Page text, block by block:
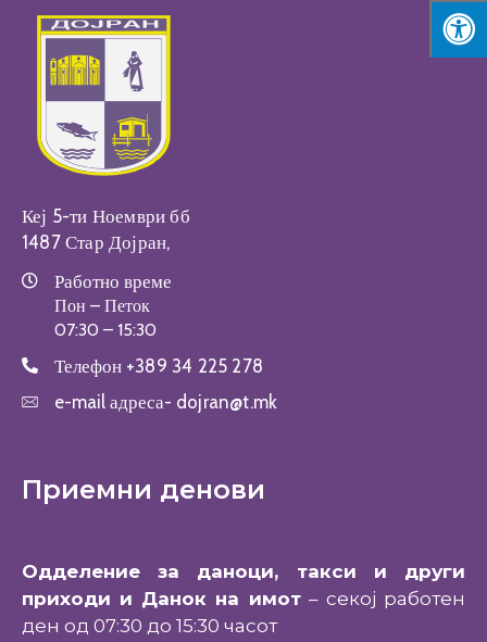
Кеј 5-ти Ноември бб
1487 Стар Дојран,
Работно време
Пон – Петок
07:30 – 15:30
Телефон +389 34 225 278
e-mail адреса- dojran@t.mk
Приемни денови
Одделение за даноци, такси и други
приходи и Данок на имот– секој работен
ден од 07:30 до 15:30 часот